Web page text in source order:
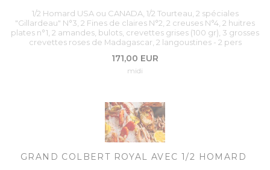
1/2 Homard USA ou CANADA, 1/2 Tourteau, 2 spéciales
"Gillardeau" N°3, 2 Fines de claires N°2, 2 creuses N°4, 2 huitres
plates n°1, 2 amandes, bulots, crevettes grises (100 gr), 3 grosses
crevettes roses de Madagascar, 2 langoustines - 2 pers
171,00 EUR
midi
GRAND COLBERT ROYAL AVEC 1/2 HOMARD